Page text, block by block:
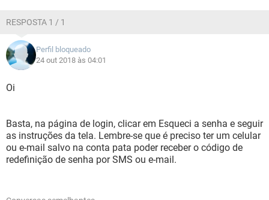
RESPOSTA 1 / 1
Perfil bloqueado
24 out 2018 às 04:01
Oi
Basta, na página de login, clicar em Esqueci a senha e seguir
as instruções da tela. Lembre-se que é preciso ter um celular
ou e-mail salvo na conta pata poder receber o código de
redefinição de senha por SMS ou e-mail.